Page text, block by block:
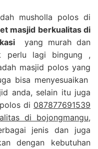
musholla polos di
masjid berkualitas di
yang murah dan
perlu lagi bingung ,
masjid polos yang
bisa menyesuaikan
anda, selain itu juga
di 087877691539
di bojongmangu,
jenis dan juga
dengan kebutuhan